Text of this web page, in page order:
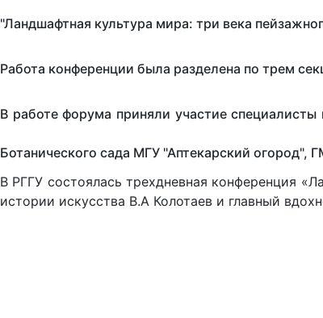
"Ландшафтная культура мира: три века
Работа конференции была разделена по трем
В работе форума приняли участие
Ботанического сада МГУ "Аптекарский огород",
В РГГУ состоялась трехдневная конференция
истории искусства В.А Колотаев и главный